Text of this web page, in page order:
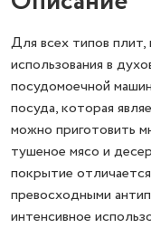
Для всех типов
использования в
посудомоечной
посуда, которая
можно приготовить
тушеное мясо и
покрытие
превосходными
интенсивное